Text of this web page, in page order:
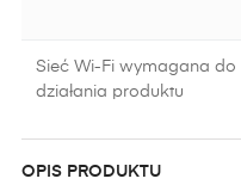
Sieć Wi-Fi wymagana do
działania produktu
OPIS PRODUKTU